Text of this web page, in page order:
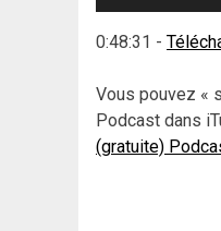
0:48:31 -
Vous pouvez «
Podcast dans
(gratuite)